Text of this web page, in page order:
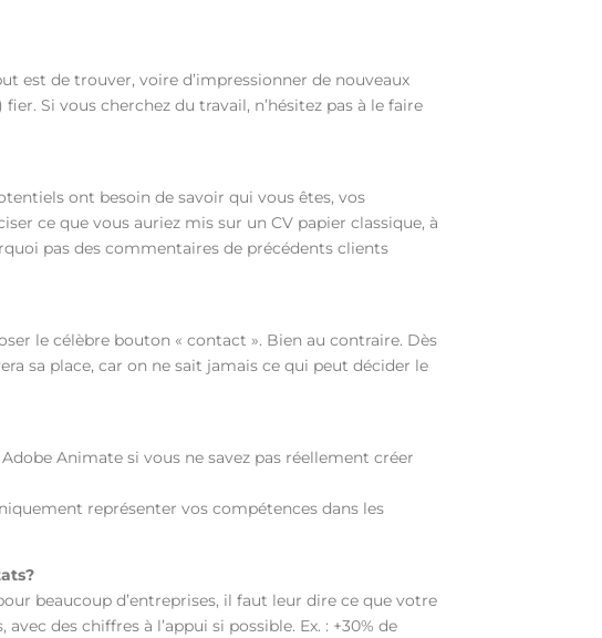
est de trouver, voire d’impressionner de nouveaux
Si vous cherchez du travail, n’hésitez pas à le faire
ont besoin de savoir qui vous êtes, vos
ce que vous auriez mis sur un CV papier classique, à
pas des commentaires de précédents clients
le célèbre bouton « contact ». Bien au contraire. Dès
sa place, car on ne sait jamais ce qui peut décider le
Animate si vous ne savez pas réellement créer
représenter vos compétences dans les
beaucoup d’entreprises, il faut leur dire ce que votre
des chiffres à l’appui si possible. Ex. : +30% de